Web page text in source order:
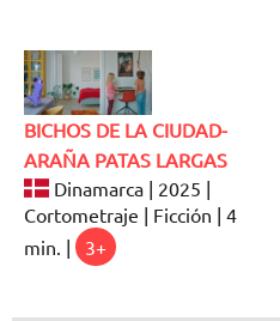
BICHOS DE LA CIUDAD-
ARAÑA PATAS LARGAS
Dinamarca | 2025 |
Cortometraje | Ficción | 4
min. |
3+